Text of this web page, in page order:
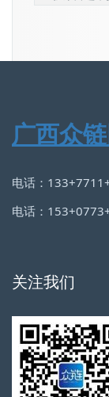
广西众
电话：
电话：
关注我们